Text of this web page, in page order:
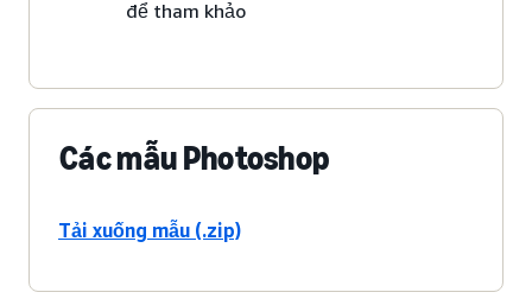
để tham khảo
Các mẫu Photoshop
Tải xuống mẫu (.zip)